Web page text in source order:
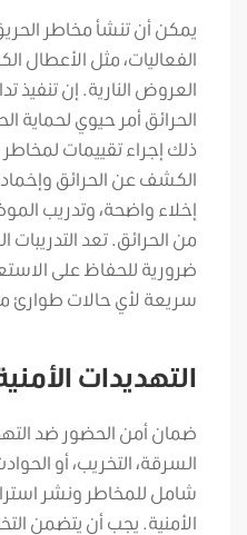
يمكن أن تنشأ مخاطر
الفعاليات، مثل الأعطال
العروض النارية. إن تنفيذ
الحرائق أمر حيوي لحماية
ذلك إجراء تقييمات
الكشف عن الحرائق
إخلاء واضحة، وتدريب
من الحرائق. تعد
ضرورية للحفاظ على
سريعة لأي حالات طوارئ
التهديدات
ضمان أمن الحضور ضد
السرقة، التخريب، أو
شامل للمخاطر ونشر
الأمنية. يجب أن يتضمن